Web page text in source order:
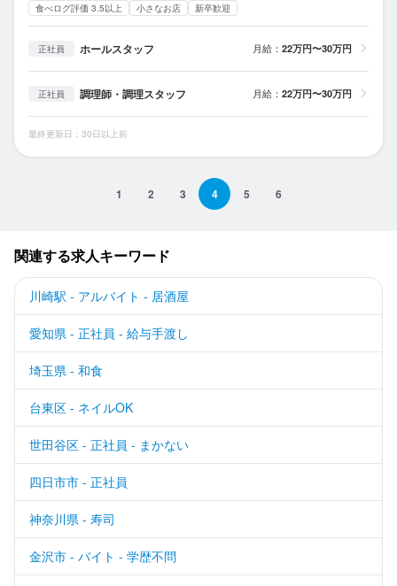
食べログ評価 3.5以上 小さなお店 新卒歓迎
正社員 ホールスタッフ 月給： 22万円〜30万円
正社員 調理師・調理スタッフ 月給： 22万円〜30万円
最終更新日：30日以上前
1 2 3 4 5 6
関連する求人キーワード
川崎駅 - アルバイト - 居酒屋
愛知県 - 正社員 - 給与手渡し
埼玉県 - 和食
台東区 - ネイルOK
世田谷区 - 正社員 - まかない
四日市市 - 正社員
神奈川県 - 寿司
金沢市 - バイト - 学歴不問